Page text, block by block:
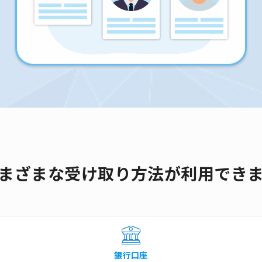
ざまな受け取り方法が利用でき
銀行口座